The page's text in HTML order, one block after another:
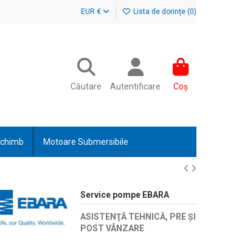
EUR € Lista de dorințe (0)
Căutare Autentificare Coș
Motoare Submersibile
Service pompe EBARA
ASISTENŢĂ TEHNICĂ, PRE ŞI
POST VÂNZARE